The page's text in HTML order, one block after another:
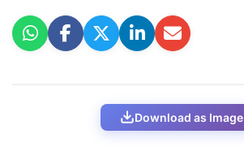
Download as Image